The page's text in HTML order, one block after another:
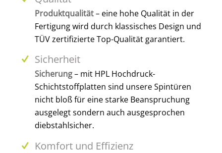
Produktqualität– eine hohe Qualität in der
Fertigung wird durch klassisches Design und
TÜV zertifizierte Top-Qualität garantiert.
Sicherheit
Sicherung– mit HPL Hochdruck-
Schichtstoffplatten sind unsere Spintüren
nicht bloß für eine starke Beanspruchung
ausgelegt sondern auch ausgesprochen
diebstahlsicher.
Komfort und Effizienz